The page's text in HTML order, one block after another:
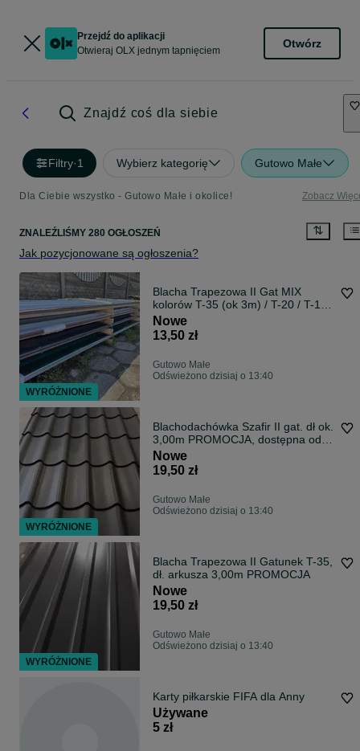
Przejdź do aplikacji
Otwieraj OLX jednym tapnięciem
Otwórz
Znajdź coś dla siebie
Filtry·1 Wybierz kategorię Gutowo Małe
Dla Ciebie wszystko - Gutowo Małe i okolice! Zobacz
ZNALEŹLIŚMY 280 OGŁOSZEŃ
Jak pozycjonowane są ogłoszenia?
Blacha Trapezowa II Gat MIX
kolorów T-35 (ok 3m) / T-20 / T-18
(ok 2m)
Nowe
13,50 zł
Gutowo Małe
Odświeżono dzisiaj o 13:40
Blachodachówka Szafir II gat. dł ok.
3,00m PROMOCJA, dostępna od
ręki!
Nowe
19,50 zł
Gutowo Małe
Odświeżono dzisiaj o 13:40
Blacha Trapezowa II Gatunek T-35,
dł. arkusza 3,00m PROMOCJA
Nowe
19,50 zł
Gutowo Małe
Odświeżono dzisiaj o 13:40
Karty piłkarskie FIFA dla Anny
Używane
5 zł
WYRÓŻNIONE
WYRÓŻNIONE
WYRÓŻNIONE